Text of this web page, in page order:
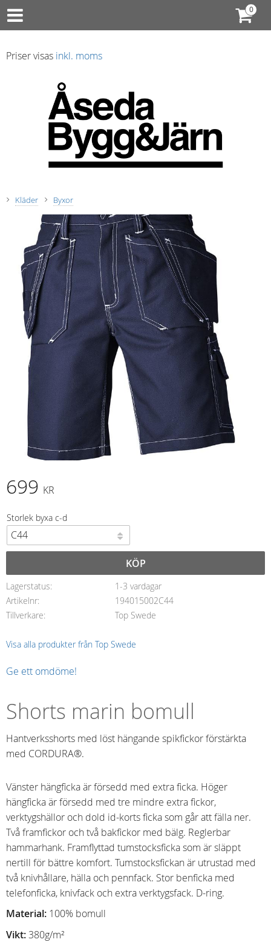
Priser visas inkl. moms
Kläder Byxor
699 KR
Storlek byxa c-d
KÖP
Lagerstatus
1-3 vardagar
Artikelnr
194015002C44
Tillverkare
Top Swede
Visa alla produkter från Top Swede
Ge ett omdöme!
Shorts marin bomull
Hantverksshorts med löst hängande spikfickor förstärkta
med CORDURA®.
Vänster hängficka är försedd med extra ficka. Höger
hängficka är försedd med tre mindre extra fickor,
verktygshällor och dold id-korts ficka som går att fälla ner.
Två framfickor och två bakfickor med bälg. Reglerbar
hammarhank. Framflyttad tumstocksficka som är släppt
nertill för bättre komfort. Tumstocksfickan är utrustad med
två knivhållare, hälla och pennfack. Stor benficka med
telefonficka, knivfack och extra verktygsfack. D-ring.
Material: 100% bomull
Vikt:380g/m²